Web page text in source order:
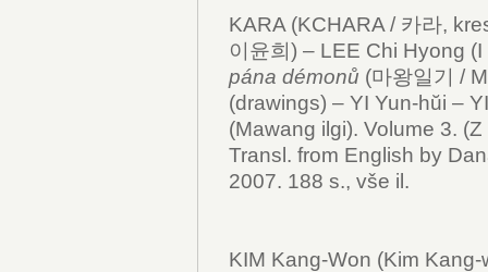
KARA (KCHARA / 카라,
이윤희) – LEE Chi Hyong
pána démonů (마왕일기 /
(drawings) – YI Yun-hŭi –
(Mawang ilgi). Volume 3.
Transl. from English by
2007. 188 s., vše il.
KIM Kang-Won (Kim Kang-